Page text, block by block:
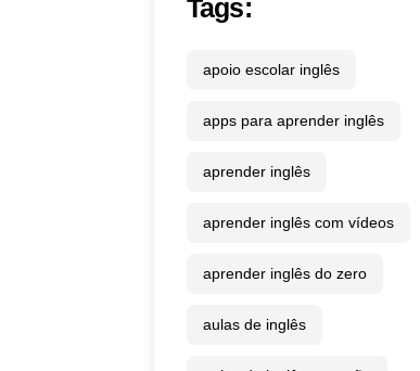
Tags:
apoio escolar inglês
apps para aprender inglês
aprender inglês
aprender inglês com vídeos
aprender inglês do zero
aulas de inglês